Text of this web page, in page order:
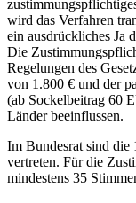
wird das Verfahren
ein ausdrückliches Ja
Die
Regelungen des
von 1.800 € und der
(ab Sockelbeitrag 60
Länder beeinflussen.
Im Bundesrat sind die
vertreten. Für die
mindestens 35